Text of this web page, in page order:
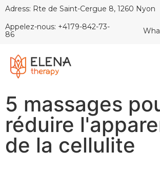
Adress: Rte de Saint-Cergue 8, 1260 Nyon
Appelez-nous: +4179-842-73-
86
5 massages
réduire
de la cellulite